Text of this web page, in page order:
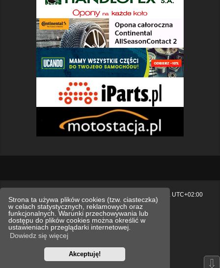
Strona ta używa plików cookies (tzw. ciasteczka)
w celach statystycznych, reklamowych oraz
funkcjonalnych. Warunki przechowywania lub
dostępu do plików cookies można określić w
ustawieniach przeglądarki internetowej.
Dowiedz się więcej
Akceptuję!
Strefa czasowa UTC+02:00
Polityka prywatności.
Technologię dostarczaphpBB® Forum Software © phpBB Limited
Polski pakiet językowy dostarczaphpBB.pl
we_universal created by INVENTEA & v12mike
phpBB SEO ⇩